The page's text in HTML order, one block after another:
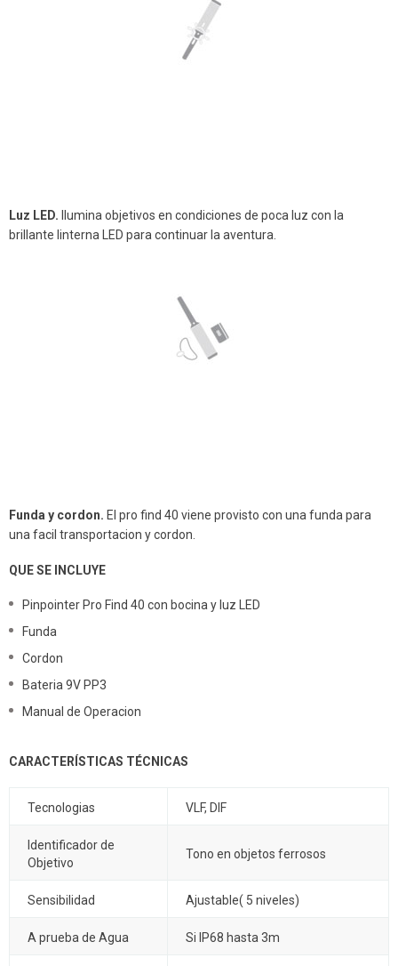
Luz LED. Ilumina objetivos en condiciones de poca luz con la
brillante linterna LED para continuar la aventura.
Funda y cordon. El pro find 40 viene provisto con una funda para
una facil transportacion y cordon.
QUE SE INCLUYE
Pinpointer Pro Find 40 con bocina y luz LED
Funda
Cordon
Bateria 9V PP3
Manual de Operacion
CARACTERÍSTICAS TÉCNICAS
Tecnologias VLF, DIF
Identificador de
Objetivo
Tono en objetos ferrosos
Sensibilidad Ajustable( 5 niveles)
A prueba de Agua Si IP68 hasta 3m